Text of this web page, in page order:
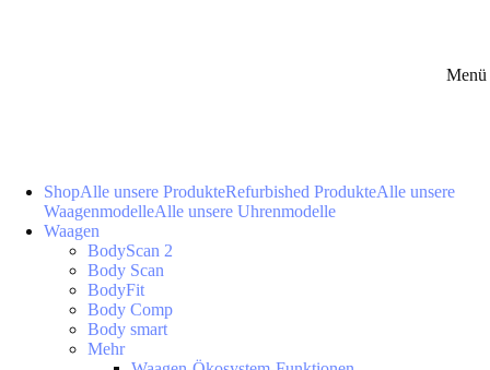
Menü
ShopAlle unsere ProdukteRefurbished ProdukteAlle unsere
WaagenmodelleAlle unsere Uhrenmodelle
Waagen
BodyScan 2
Body Scan
BodyFit
Body Comp
Body smart
Mehr